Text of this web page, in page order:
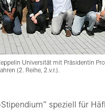
Universität mit Präsidentin
(2. Reihe, 2.v.r.).
speziell für